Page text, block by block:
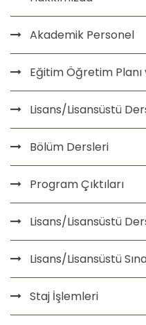
Akademik Personel
Eğitim Öğretim
Lisans/Lisansüstü
Bölüm Dersleri
Program Çıktıları
Lisans/Lisansüstü
Lisans/Lisansüstü
Staj İşlemleri